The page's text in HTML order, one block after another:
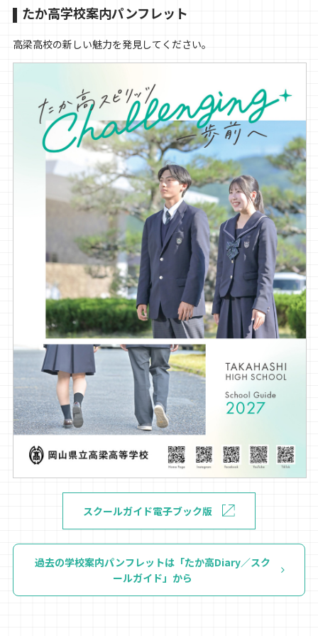
たか高学校案内パンフレット
高梁高校の新しい魅力を発見してください。
スクールガイド電子ブック版
過去の学校案内パンフレットは「たか高Diary／スク
ールガイド」から